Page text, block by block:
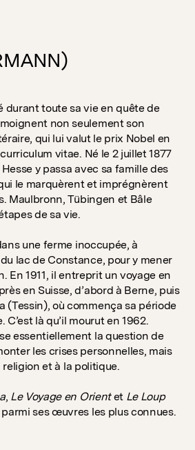
durant toute sa vie en quête de
non seulement son
qui lui valut le prix Nobel en
vitae. Né le 2 juillet 1877
y passa avec sa famille des
le marquèrent et imprégnèrent
Maulbronn, Tübingen et Bâle
de sa vie.
une ferme inoccupée, à
lac de Constance, pour y mener
En 1911, il entreprit un voyage en
en Suisse, d’abord à Berne, puis
(Tessin), où commença sa période
là qu’il mourut en 1962.
essentiellement la question de
les crises personnelles, mais
et à la politique.
, Le Voyage en Orientet Le Loup
ses œuvres les plus connues.